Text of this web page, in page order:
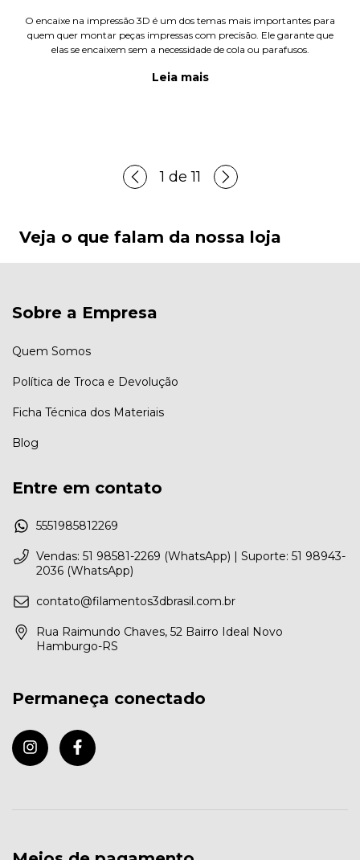
O encaixe na impressão 3D é um dos temas mais importantes para
quem quer montar peças impressas com precisão. Ele garante que
elas se encaixem sem a necessidade de cola ou parafusos.
Leia mais
1 de 11
Veja o que falam da nossa loja
Sobre a Empresa
Quem Somos
Política de Troca e Devolução
Ficha Técnica dos Materiais
Blog
Entre em contato
5551985812269
Vendas: 51 98581-2269 (WhatsApp) | Suporte: 51 98943-
2036 (WhatsApp)
contato@filamentos3dbrasil.com.br
Rua Raimundo Chaves, 52 Bairro Ideal Novo
Hamburgo-RS
Permaneça conectado